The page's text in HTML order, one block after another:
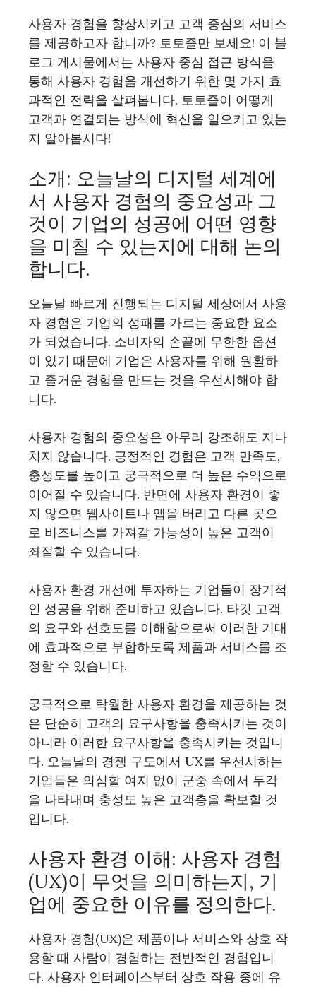
사용자 경험을 향상시키고 고객 중심의 서비스
를 제공하고자 합니까? 토토즐만 보세요! 이 블
로그 게시물에서는 사용자 중심 접근 방식을
통해 사용자 경험을 개선하기 위한 몇 가지 효
과적인 전략을 살펴봅니다. 토토즐이 어떻게
고객과 연결되는 방식에 혁신을 일으키고 있는
지 알아봅시다!
소개: 오늘날의 디지털 세계에
서 사용자 경험의 중요성과 그
것이 기업의 성공에 어떤 영향
을 미칠 수 있는지에 대해 논의
합니다.
오늘날 빠르게 진행되는 디지털 세상에서 사용
자 경험은 기업의 성패를 가르는 중요한 요소
가 되었습니다. 소비자의 손끝에 무한한 옵션
이 있기 때문에 기업은 사용자를 위해 원활하
고 즐거운 경험을 만드는 것을 우선시해야 합
니다.
사용자 경험의 중요성은 아무리 강조해도 지나
치지 않습니다. 긍정적인 경험은 고객 만족도,
충성도를 높이고 궁극적으로 더 높은 수익으로
이어질 수 있습니다. 반면에 사용자 환경이 좋
지 않으면 웹사이트나 앱을 버리고 다른 곳으
로 비즈니스를 가져갈 가능성이 높은 고객이
좌절할 수 있습니다.
사용자 환경 개선에 투자하는 기업들이 장기적
인 성공을 위해 준비하고 있습니다. 타깃 고객
의 요구와 선호도를 이해함으로써 이러한 기대
에 효과적으로 부합하도록 제품과 서비스를 조
정할 수 있습니다.
궁극적으로 탁월한 사용자 환경을 제공하는 것
은 단순히 고객의 요구사항을 충족시키는 것이
아니라 이러한 요구사항을 충족시키는 것입니
다. 오늘날의 경쟁 구도에서 UX를 우선시하는
기업들은 의심할 여지 없이 군중 속에서 두각
을 나타내며 충성도 높은 고객층을 확보할 것
입니다.
사용자 환경 이해: 사용자 경험
(UX)이 무엇을 의미하는지, 기
업에 중요한 이유를 정의한다.
사용자 경험(UX)은 제품이나 서비스와 상호 작
용할 때 사람이 경험하는 전반적인 경험입니
다. 사용자 인터페이스부터 상호 작용 중에 유